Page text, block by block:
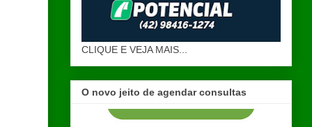
CLIQUE E VEJA MAIS...
O novo jeito de agendar consultas